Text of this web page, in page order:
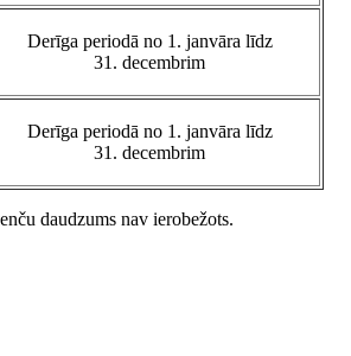
Derīga periodā no 1. janvāra līdz
31. decembrim
Derīga periodā no 1. janvāra līdz
31. decembrim
daudzums nav ierobežots.